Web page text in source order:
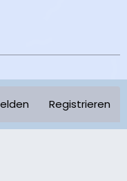
Registrieren